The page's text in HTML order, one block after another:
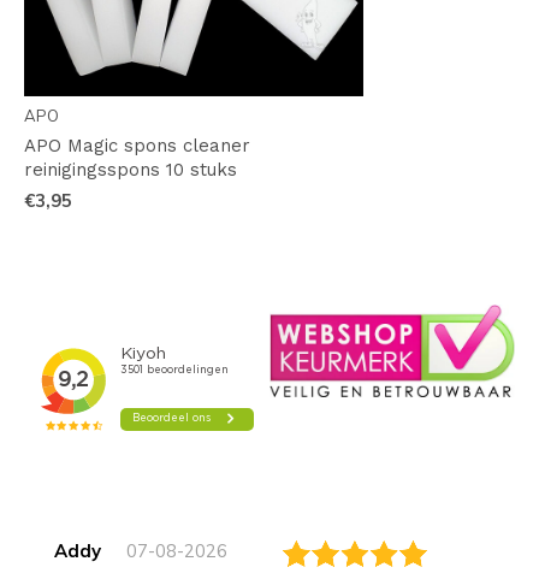
APO
APO Magic spons cleaner
reinigingsspons 10 stuks
€3,95
Addy 07-08-2026